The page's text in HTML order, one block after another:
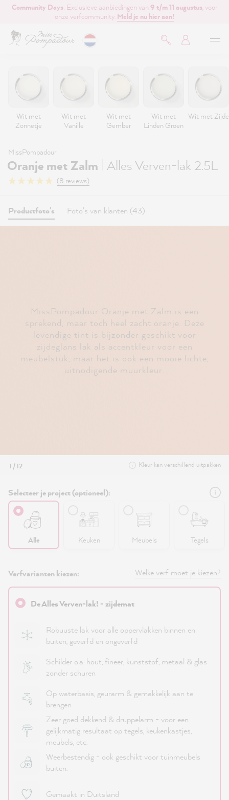
hoofdinhoud
Community Days: Exclusieve aanbiedingen van 9 t/m 11 augustus , voor
onze verfcommunity. Meld je nu hier aan!
Wit met
Zonnetje
Wit met
Vanille
Wit met
Gember
Wit met
Linden Groen
Wit met Zijde
MissPompadour
Oranje met Zalm Alles Verven-lak 2.5L
(8 reviews)
Productfoto's Foto's van klanten (43)
MissPompadour Oranje met Zalm is een
sprekend, maar toch heel zacht oranje. Deze
levendige tint is bijzonder geschikt voor
zijdeglans lak als accentkleur voor een
meubelstuk, maar het is ook een mooie lichte,
uitnodigende muurkleur.
1 / 12 Kleur kan verschillend uitpakken
Selecteer je project (optioneel):
Alle Keuken Meubels Tegels
Verfvarianten kiezen: Welke verf moet je kiezen?
De Alles Verven-lak! - zijdemat
Robuuste lak voor alle oppervlakken binnen en
buiten, geverfd en ongeverfd
Schilder o.a. hout, fineer, kunststof, metaal & glas
zonder schuren
Op waterbasis, geurarm & gemakkelijk aan te
brengen
Zeer goed dekkend & druppelarm - voor een
gelijkmatig resultaat op tegels, keukenkastjes,
meubels, etc.
Weerbestendig - ook geschikt voor tuinmeubels
buiten.
Gemaakt in Duitsland